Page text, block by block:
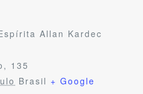
Allan Kardec
135
Brasil + Google